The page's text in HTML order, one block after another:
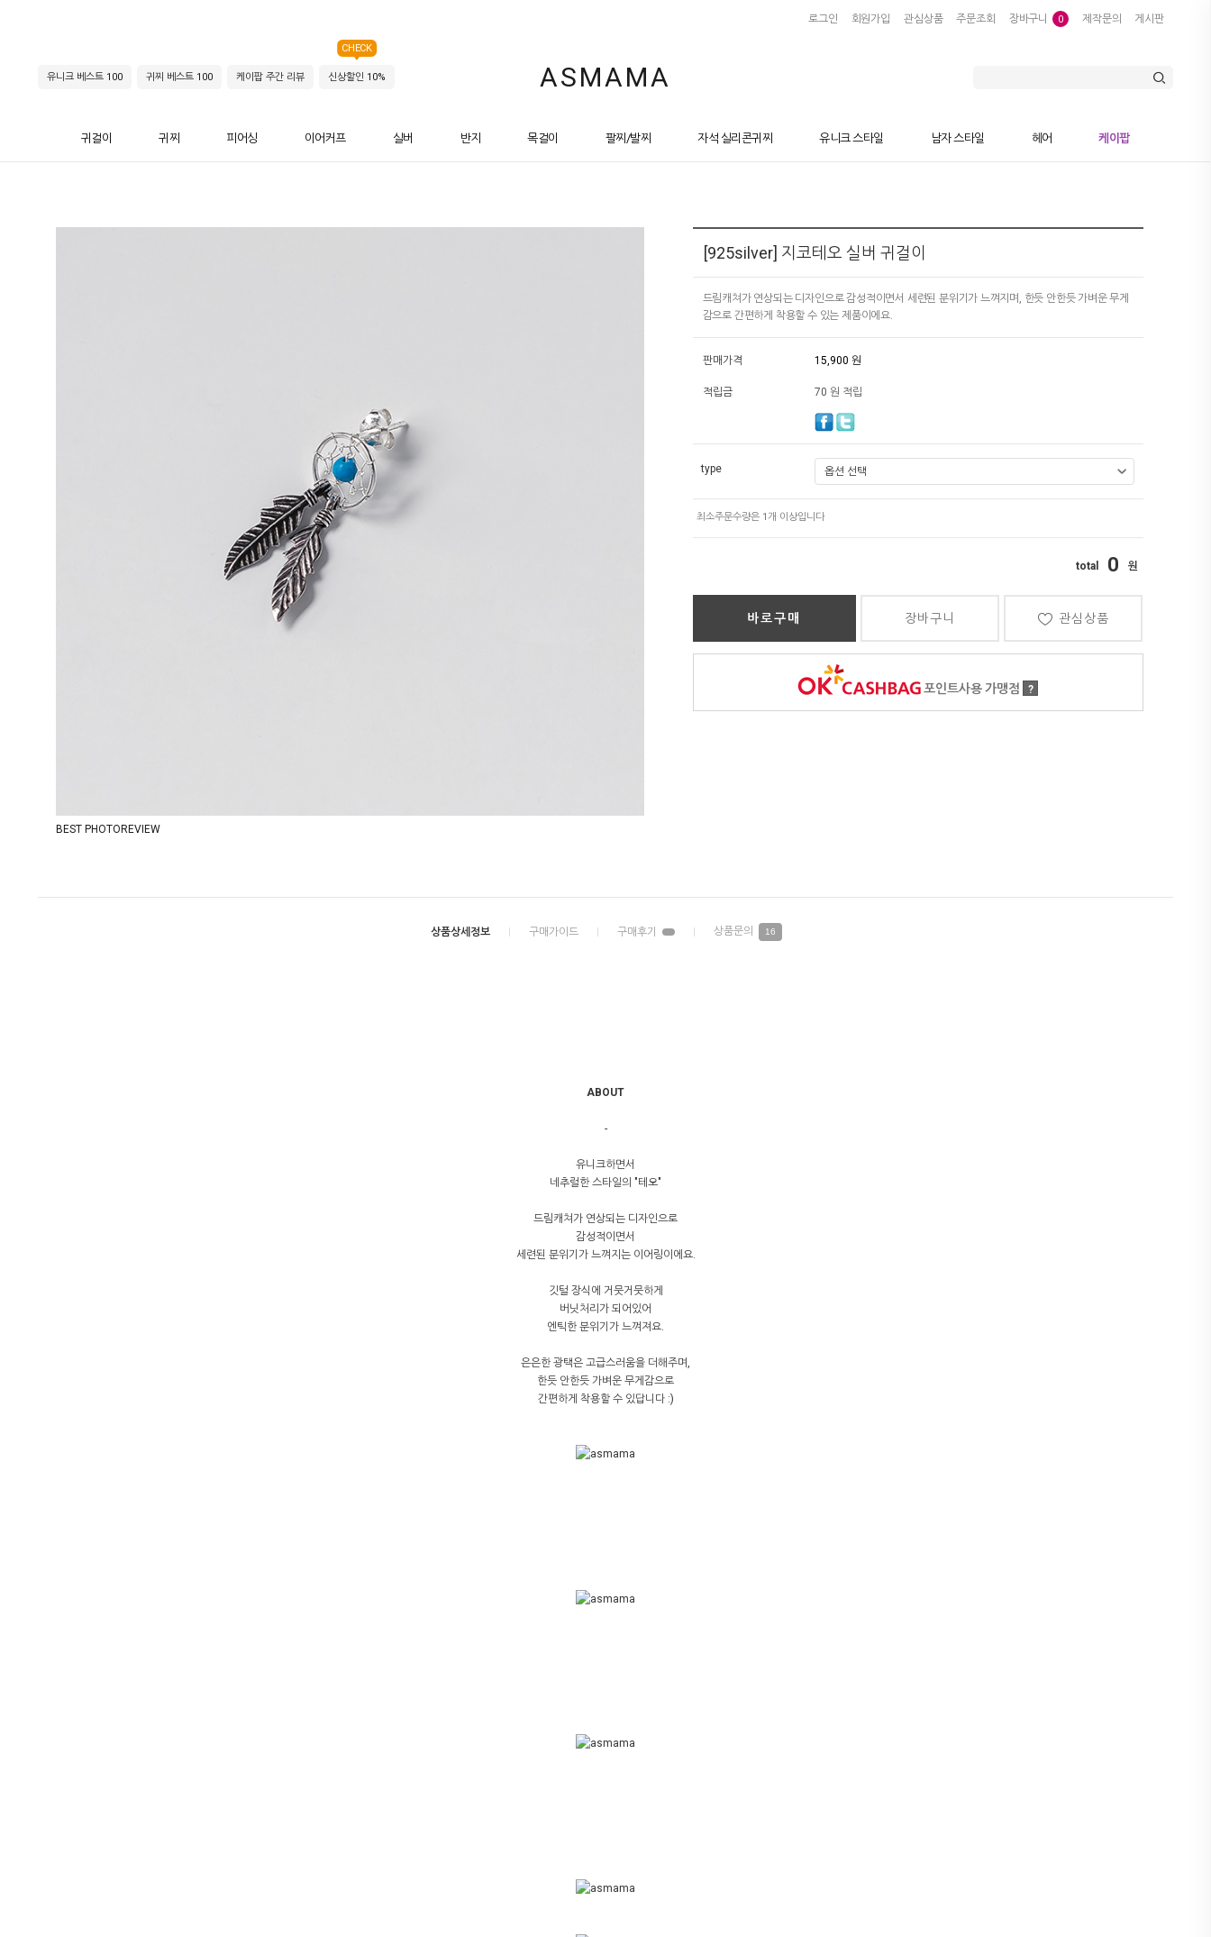
로그인 회원가입 관심상품 주문조회 장바구니 0 제작문의 게시판
ASMAMA
유니크 베스트 100 귀찌 베스트 100 케이팝 주간 리뷰 신상할인 10%
CHECK
귀걸이 귀찌 피어싱 이어커프 실버 반지 목걸이 팔찌/발찌 자석 실리콘귀찌 유니크 스타일 남자 스타일 헤어 케이팝
BEST PHOTOREVIEW
[925silver] 지코테오 실버 귀걸이
드림캐쳐가 연상되는 디자인으로 감성적이면서 세련된 분위기가 느껴지며, 한듯 안한듯 가벼운 무게
감으로 간편하게 착용할 수 있는 제품이에요.
판매가격 15,900 원
적립금 70 원 적립
type
0
바로구매 장바구니 관심상품
포인트사용 가맹점 ?
16
ABOUT
-
유니크하면서
네추럴한 스타일의 "테오"
드림캐쳐가 연상되는 디자인으로
감성적이면서
세련된 분위기가 느껴지는 이어링이에요.
깃털 장식에 거뭇거뭇하게
버닛처리가 되어있어
엔틱한 분위기가 느껴져요.
은은한 광택은 고급스러움을 더해주며,
한듯 안한듯 가벼운 무게감으로
간편하게 착용할 수 있답니다 :)